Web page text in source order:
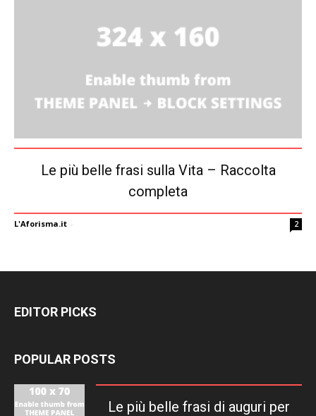
Le più belle frasi sulla Vita – Raccolta
completa
L'Aforisma.it - 2
EDITOR PICKS
POPULAR POSTS
Le più belle frasi di auguri per